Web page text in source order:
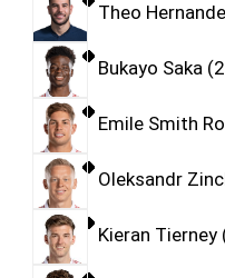
Theo
Bukayo Saka
Emile Smith
Oleksandr
Kieran Tierney